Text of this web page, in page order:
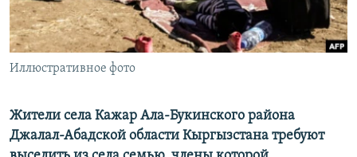
Иллюстративное фото
Жители села Кажар Ала-Букинского района
Джалал-Абадской области Кыргызстана требуют